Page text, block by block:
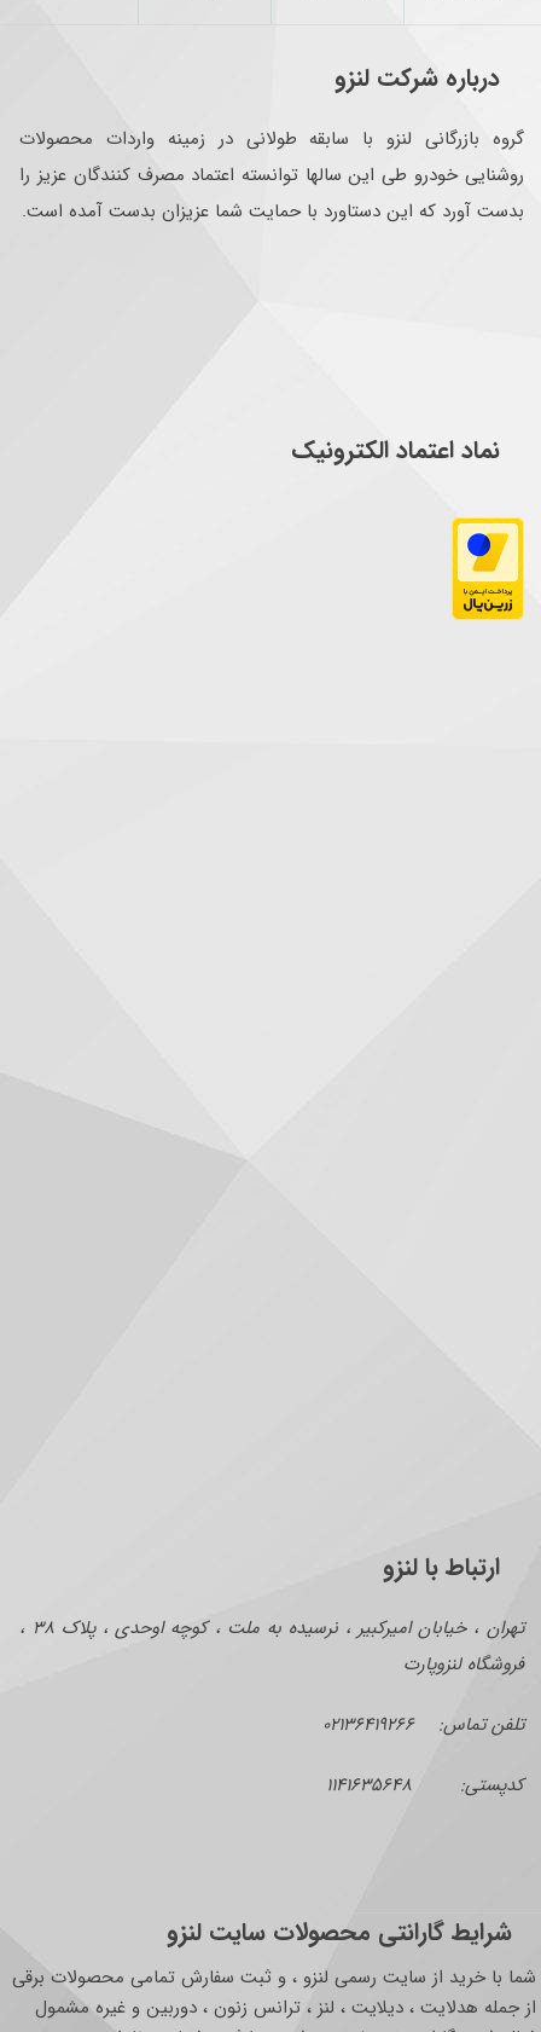
درباره شرکت لنزو
گروه بازرگانی لنزو با سابقه طولانی در زمینه واردات محصولات
روشنایی خودرو طی این سالها توانسته اعتماد مصرف کنندگان عزیز را
بدست آورد که این دستاورد با حمایت شما عزیزان بدست آمده است.
نماد اعتماد الکترونیک
ارتباط با لنزو
تهران ، خیابان امیرکبیر ، نرسیده به ملت ، کوچه اوحدی ، پلاک ۳۸ ،
فروشگاه لنزوپارت
تلفن تماس: ۰۲۱۳۶۴۱۹۲۶۶
کدپستی: ۱۱۴۱۶۳۵۶۴۸
شرایط گارانتی محصولات سایت لنزو
شما با خرید از سایت رسمی لنزو ، و ثبت سفارش تمامی محصولات برقی
از جمله هدلایت ، دیلایت ، لنز ، ترانس زنون ، دوربین و غیره مشمول